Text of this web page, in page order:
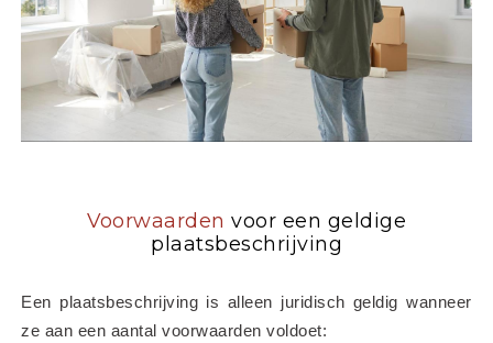
Voorwaarden voor een geldige
plaatsbeschrijving
Een plaatsbeschrijving is alleen juridisch geldig wanneer
ze aan een aantal voorwaarden voldoet: